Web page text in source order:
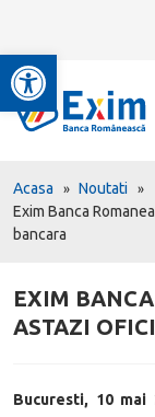
Acasa
Noutati
Exim Banca
bancara
EXIM
ASTAZI
Bucuresti, 10 mai